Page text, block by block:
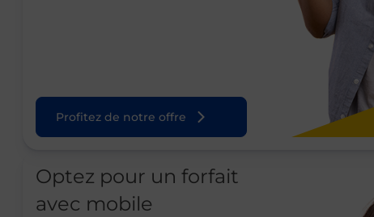
Profitez de notre offre
Optez pour un forfait
avec mobile